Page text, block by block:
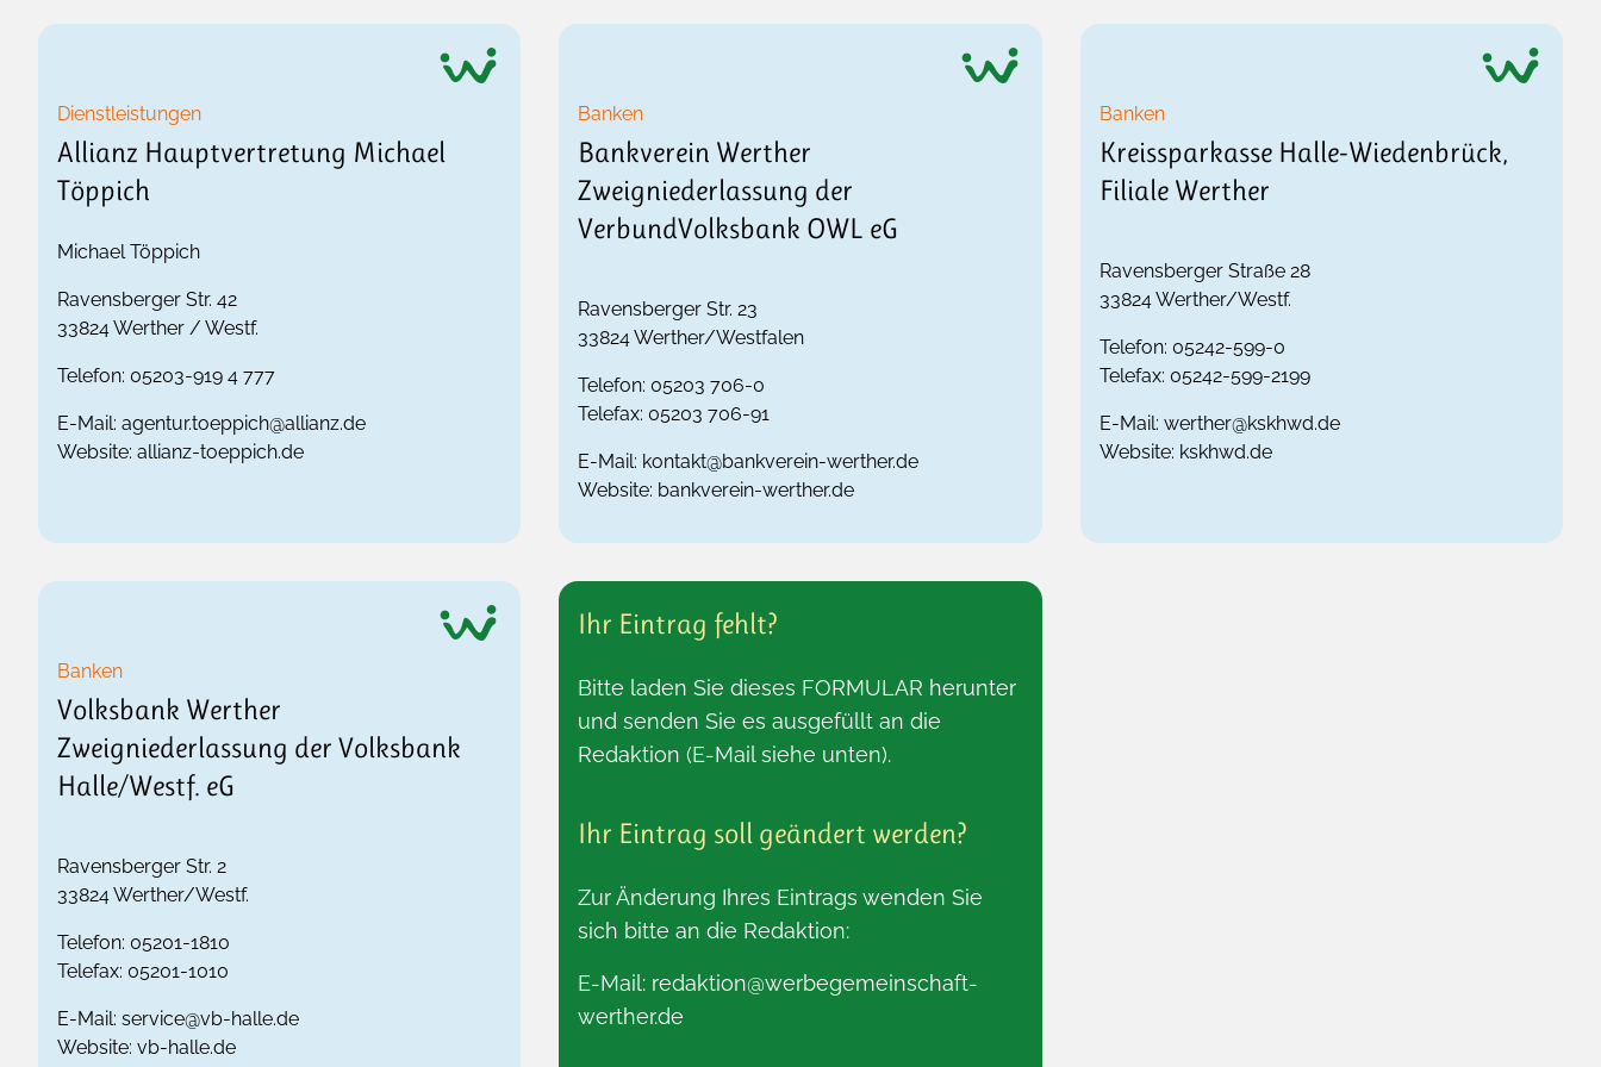
Dienstleistungen
Allianz Hauptvertretung Michael
Töppich
Michael Töppich
Ravensberger Str. 42
33824Werther / Westf.
Telefon: 05203-919 4 777
E-Mail: agentur.toeppich@allianz.de
Website: allianz-toeppich.de
Banken
Bankverein Werther
Zweigniederlassung der
VerbundVolksbank OWL eG
Ravensberger Str. 23
33824Werther/Westfalen
Telefon:05203 706-0
Telefax:05203 706-91
E-Mail: kontakt@bankverein-werther.de
Website: bankverein-werther.de
Banken
Kreissparkasse Halle-Wiedenbrück,
Filiale Werther
Ravensberger Straße 28
33824Werther/Westf.
Telefon: 05242-599-0
Telefax: 05242-599-2199
E-Mail: werther@kskhwd.de
Website: kskhwd.de
Banken
Volksbank Werther
Zweigniederlassung der Volksbank
Halle/Westf. eG
Ravensberger Str. 2
33824Werther/Westf.
Telefon: 05201-1810
Telefax: 05201-1010
E-Mail: service@vb-halle.de
Website: vb-halle.de
Ihr Eintrag fehlt?
Bitte laden Sie dieses FORMULAR herunter
und senden Sie es ausgefüllt an die
Redaktion (E-Mail siehe unten).
Ihr Eintrag soll geändert werden?
Zur Änderung Ihres Eintrags wenden Sie
sich bitte an die Redaktion:
E-Mail: redaktion@werbegemeinschaft-
werther.de